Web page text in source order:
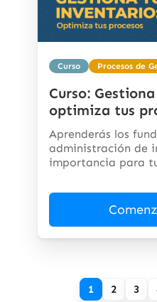
Curso Procesos de
Curso:
optimiza tus
Aprenderás los
administración de
importancia para
1 2 3